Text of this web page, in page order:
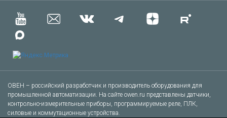
ОВЕН – российский разработчик и производитель оборудования для
промышленной автоматизации. На сайте owen.ru представлены датчики,
контрольно-измерительные приборы, программируемые реле, ПЛК,
силовые и коммутационные устройства.
Сказать спасибо
Другое